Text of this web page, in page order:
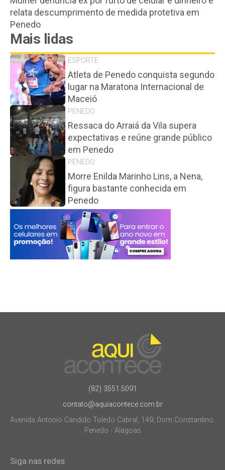
relata descumprimento de medida protetiva em
Penedo
Mais lidas
ESPORTE
Atleta de Penedo conquista segundo
lugar na Maratona Internacional de
Maceió
PENEDO
Ressaca do Arraiá da Vila supera
expectativas e reúne grande público
em Penedo
PENEDO
Morre Enilda Marinho Lins, a Nena,
figura bastante conhecida em
Penedo
(82) 3551.5091
contato@aquiacontece.com.br
Avenida Antonio Candido Toledo Cabral, 149, Dom Constantino.
Penedo - Alagoas
Siga nas redes